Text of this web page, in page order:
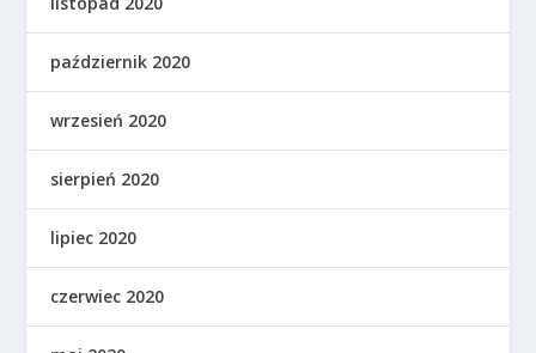
październik 2020
wrzesień 2020
sierpień 2020
lipiec 2020
czerwiec 2020